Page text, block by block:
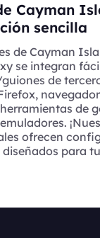
Cayman
sencilla
de Cayman
se integran
de
de
ofrecen
para